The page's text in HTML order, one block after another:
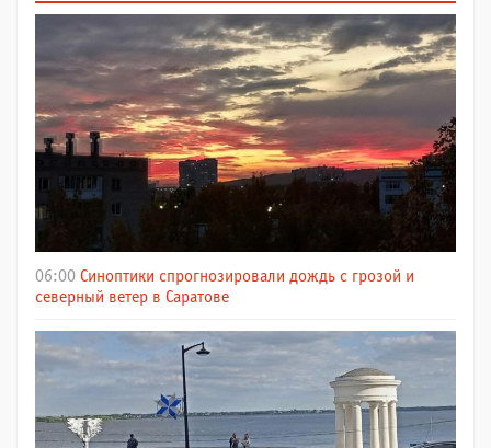
06:00 Синоптики спрогнозировали дождь с грозой и
северный ветер в Саратове